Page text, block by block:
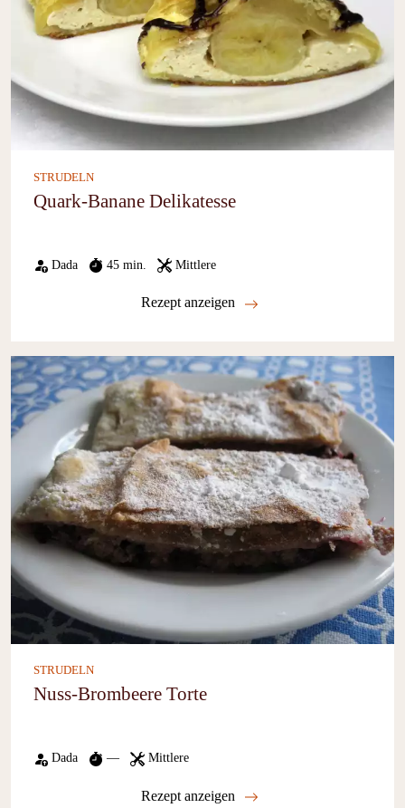
STRUDELN
Quark-Banane Delikatesse
Dada 45 min. Mittlere
Rezept anzeigen
STRUDELN
Nuss-Brombeere Torte
Dada — Mittlere
Rezept anzeigen